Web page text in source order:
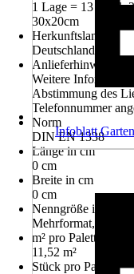
1 Lage = 13 Stück
30x20cm
Herkunftsland
Deutschland
Anlieferhinweis
Weitere
Abstimmung des
Telefonnummer
Norm
DIN EN 1338
Länge in cm
0 cm
Breite in cm
0 cm
Nenngröße in cm
Mehrformat, nur
m² pro Palette
11,52 m²
Stück pro Palette
Infoblatt